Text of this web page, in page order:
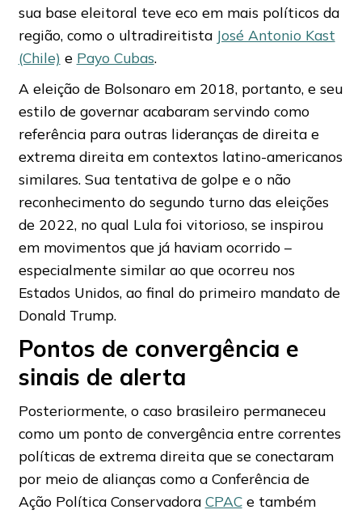
sua base eleitoral teve eco em mais políticos da
região, como o ultradireitista José Antonio Kast
(Chile) e Payo Cubas.
A eleição de Bolsonaro em 2018, portanto, e seu
estilo de governar acabaram servindo como
referência para outras lideranças de direita e
extrema direita em contextos latino-americanos
similares. Sua tentativa de golpe e o não
reconhecimento do segundo turno das eleições
de 2022, no qual Lula foi vitorioso, se inspirou
em movimentos que já haviam ocorrido –
especialmente similar ao que ocorreu nos
Estados Unidos, ao final do primeiro mandato de
Donald Trump.
Pontos de convergência e
sinais de alerta
Posteriormente, o caso brasileiro permaneceu
como um ponto de convergência entre correntes
políticas de extrema direita que se conectaram
por meio de alianças como a Conferência de
Ação Política Conservadora CPACe também